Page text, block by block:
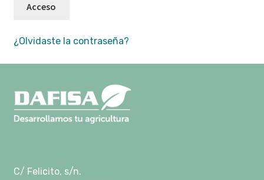
NUESTROS ACEITES
Página de ejemplo
Política de Privacidad
Acceso
¿Olvidaste la contraseña?
C/ Felicito, s/n.